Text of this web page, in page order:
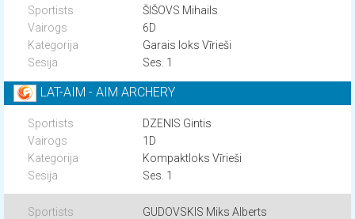
ŠIŠOVS Mihails
6D
Garais loks Vīrieši
Ses. 1
LAT-AIM - AIM ARCHERY
DZENIS Gintis
1D
Kompaktloks Vīrieši
Ses. 1
GUDOVSKIS Miks Alberts